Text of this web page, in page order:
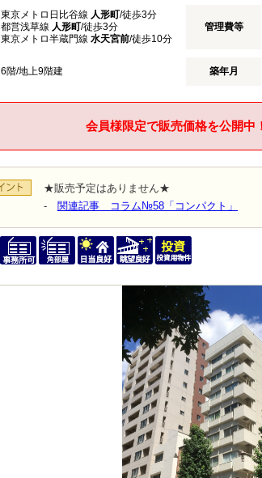
東京メトロ日比谷線 人形町/徒歩3分
都営浅草線 人形町/徒歩3分
東京メトロ半蔵門線 水天宮前/徒歩10分
管理費等
6階/地上9階建 築年月
会員様限定で販売価格を公開中
★販売予定はありません★
- 関連記事 コラム№58「コンパクト」